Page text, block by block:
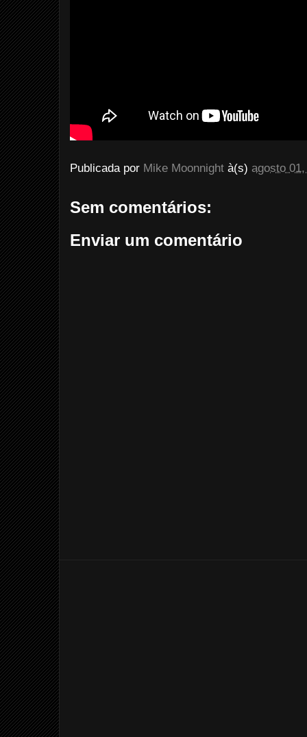
Publicada por Mike Moonnight à(s) agosto
Sem comentários:
Enviar um comentário